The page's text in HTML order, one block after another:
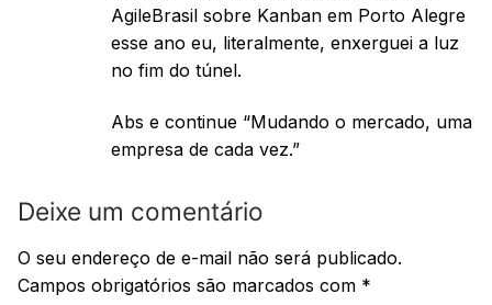
AgileBrasil sobre Kanban em Porto Alegre
esse ano eu, literalmente, enxerguei a luz
no fim do túnel.
Abs e continue “Mudando o mercado, uma
empresa de cada vez.”
Deixe um comentário
O seu endereço de e-mail não será publicado.
Campos obrigatórios são marcados com *